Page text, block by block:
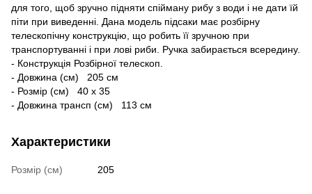
для того, щоб зручно підняти спійману рибу з води і не дати їй
піти при виведенні. Дана модель підсаки має розбірну
телескопічну конструкцію, що робить її зручною при
транспортуванні і при лові риби. Ручка забирається всередину.
- Конструкція Розбірної телескоп.
- Довжина (см)
205 см
- Розмір (см)
40 х 35
- Довжина трансп (см)
113 см
Характеристики
Розмір (см) 205